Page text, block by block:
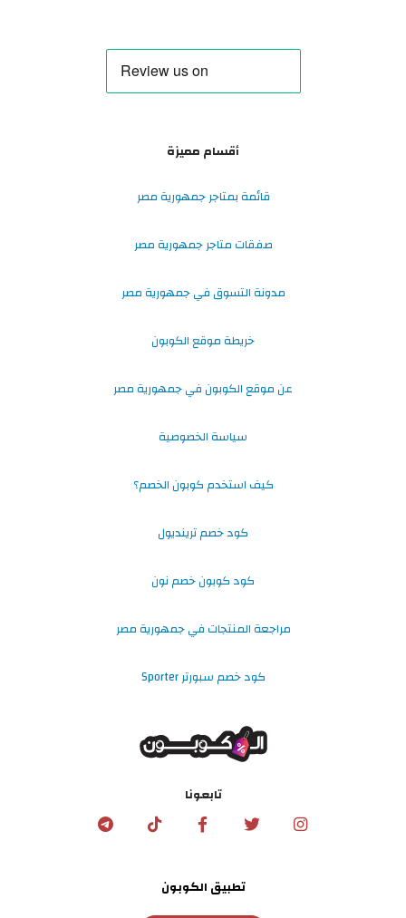
أقسام مميزة
قائمة بمتاجر جمهورية مصر
صفقات متاجر جمهورية مصر
مدونة التسوق في جمهورية مصر
خريطة موقع الكوبون
عن موقع الكوبون في جمهورية مصر
سياسة الخصوصية
كيف استخدم كوبون الخصم؟
كود خصم ترينديول
كود كوبون خصم نون
مراجعة المنتجات في جمهورية مصر
كود خصم سبورتر Sporter
تابعونا
تطبيق الكوبون